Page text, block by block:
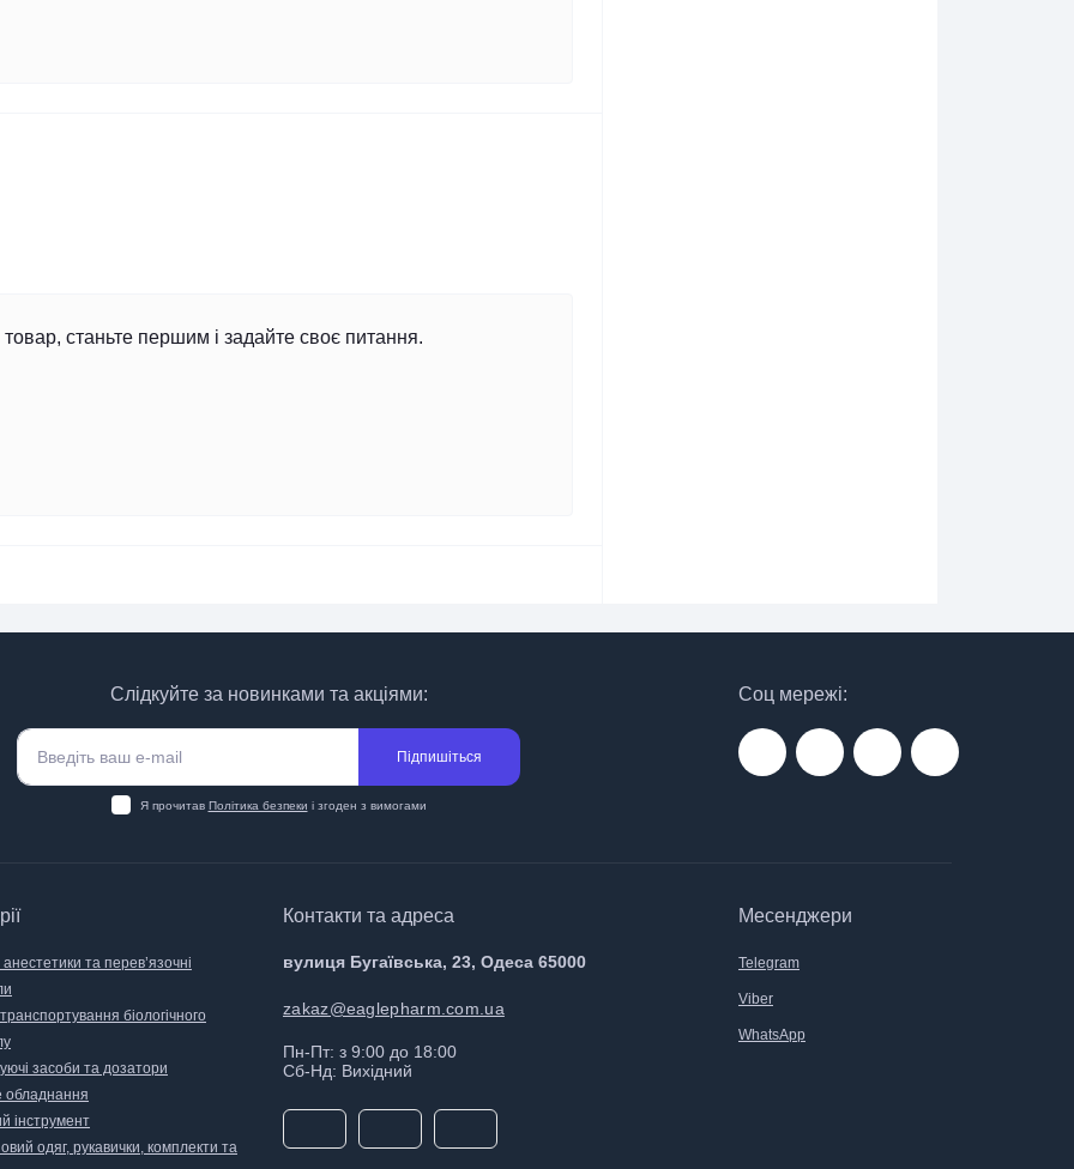
станьте першим і задайте своє питання.
Соц мережі:
Слідкуйте за новинками та акціями:
Підпишіться
Я прочитав Політика безпеки і згоден з вимогами
та перев’язочні
біологічного
засоби та дозатори
обладнання
інструмент
одяг, рукавички, комплекти та
Контакти та адреса
вулиця Бугаївська, 23, Одеса 65000
zakaz@eaglepharm.com.ua
Пн-Пт: з 9:00 до 18:00
Сб-Нд: Вихідний
Месенджери
Telegram
Viber
WhatsApp